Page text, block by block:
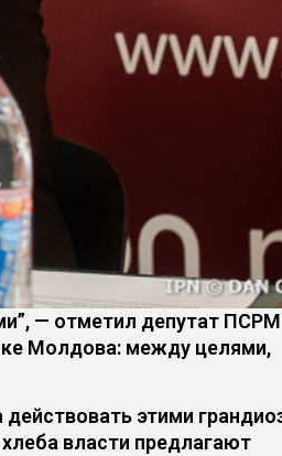
— отметил депутат ПСРМ
Молдова: между целями,
этими
власти предлагают